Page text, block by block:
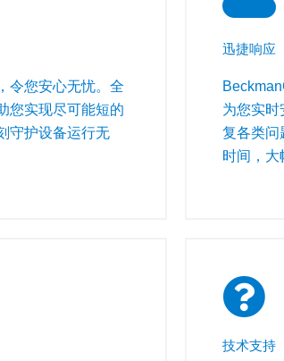
令您安心无忧。全
您实现尽可能短的
守护设备运行无
迅捷响应
为您实时
复各类问
时间，大
技术支持